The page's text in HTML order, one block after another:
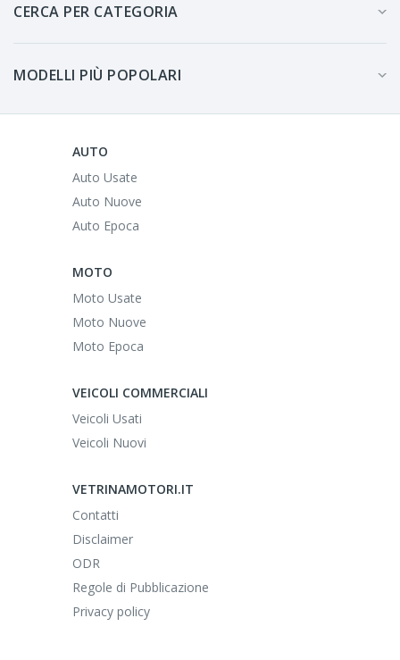
CERCA PER CATEGORIA
MODELLI PIÙ POPOLARI
AUTO
Auto Usate
Auto Nuove
Auto Epoca
MOTO
Moto Usate
Moto Nuove
Moto Epoca
VEICOLI COMMERCIALI
Veicoli Usati
Veicoli Nuovi
VETRINAMOTORI.IT
Contatti
Disclaimer
ODR
Regole di Pubblicazione
Privacy policy